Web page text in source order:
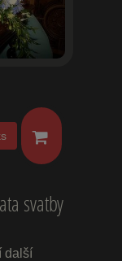
svatby
další